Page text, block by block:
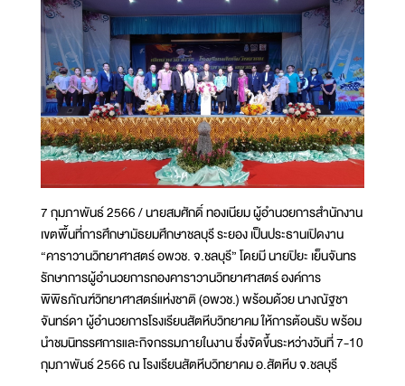
7 กุมภาพันธ์ 2566 / นายสมศักดิ์ ทองเนียม ผู้อำนวยการสำนักงาน
เขตพื้นที่การศึกษามัธยมศึกษาชลบุรี ระยอง เป็นประธานเปิดงาน
“คาราวานวิทยาศาสตร์ อพวช. จ.ชลบุรี” โดยมี นายปิยะ เย็นจันทร
รักษาการผู้อำนวยการกองคาราวานวิทยาศาสตร์ องค์การ
พิพิธภัณฑ์วิทยาศาสตร์แห่งชาติ (อพวช.) พร้อมด้วย นางณัฐชา
จันทร์ดา ผู้อำนวยการโรงเรียนสัตหีบวิทยาคม ให้การต้อนรับ พร้อม
นำชมนิทรรศการและกิจกรรมภายในงาน ซึ่งจัดขึ้นระหว่างวันที่ 7-10
กุมภาพันธ์ 2566 ณ โรงเรียนสัตหีบวิทยาคม อ.สัตหีบ จ.ชลบุรี